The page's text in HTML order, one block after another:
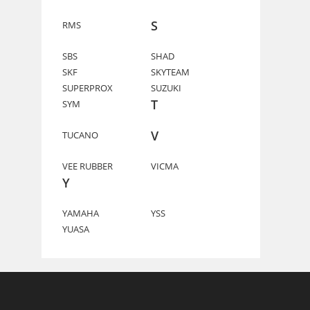
RMS S
SBS
SHAD
SKF
SKYTEAM
SUPERPROX
SUZUKI
SYM
T
TUCANO V
VEE RUBBER VICMA
Y
YAMAHA
YSS
YUASA